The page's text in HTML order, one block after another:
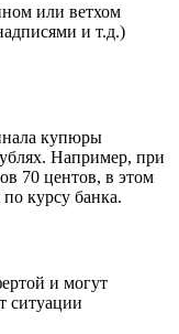
или ветхом
и т.д.)
купюры
Например, при
70 центов, в этом
курсу банка.
и могут
ситуации